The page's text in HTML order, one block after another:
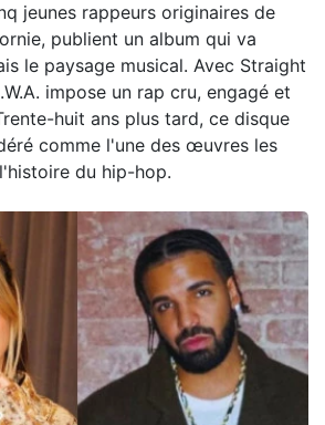
jeunes rappeurs originaires de
publient un album qui va
le paysage musical. Avec Straight
impose un rap cru, engagé et
huit ans plus tard, ce disque
comme l'une des œuvres les
du hip-hop.